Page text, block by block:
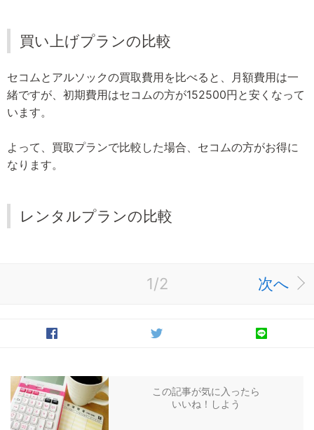
買い上げプランの比較
セコムとアルソックの買取費用を比べると、月額費用は一
緒ですが、初期費用はセコムの方が152500円と安くなって
います。
よって、買取プランで比較した場合、セコムの方がお得に
なります。
レンタルプランの比較
1/2 次へ
この記事が気に入ったら
いいね！しよう